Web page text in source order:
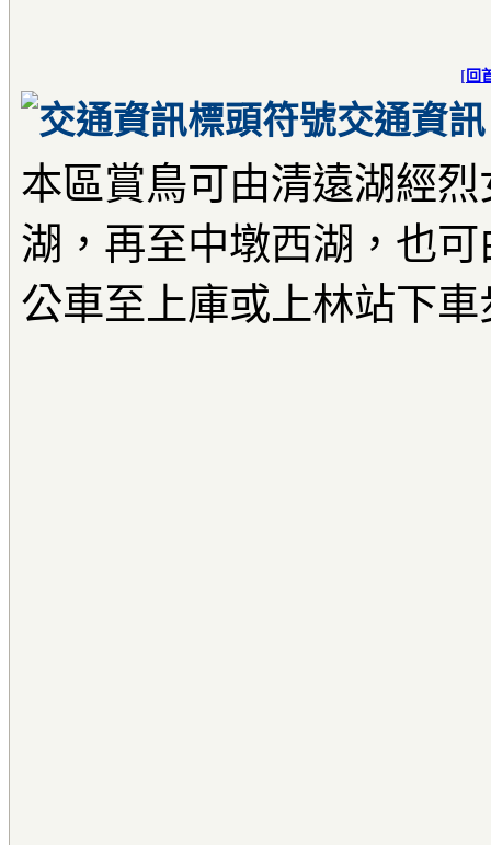
[ 回
交通資訊
本區賞鳥可由清遠湖經
湖，再至中墩西湖，也
公車至上庫或上林站下